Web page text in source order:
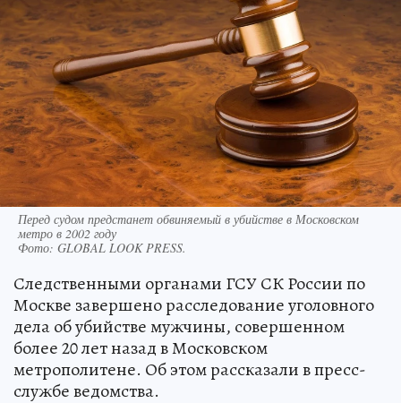
Перед судом предстанет обвиняемый в убийстве в Московском
метро в 2002 году
Фото: GLOBAL LOOK PRESS.
Следственными органами ГСУ СК России по
Москве завершено расследование уголовного
дела об убийстве мужчины, совершенном
более 20 лет назад в Московском
метрополитене. Об этом рассказали в пресс-
службе ведомства.